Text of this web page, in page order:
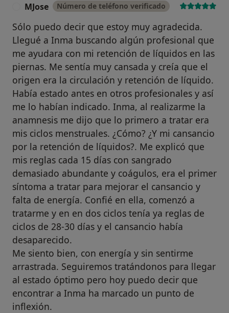
MJose Número de teléfono verificado
Sólo puedo decir que estoy muy agradecida.
Llegué a Inma buscando algún profesional que
me ayudara con mi retención de líquidos en las
piernas. Me sentía muy cansada y creía que el
origen era la circulación y retención de líquido.
Había estado antes en otros profesionales y así
me lo habían indicado. Inma, al realizarme la
anamnesis me dijo que lo primero a tratar era
mis ciclos menstruales. ¿Cómo? ¿Y mi cansancio
por la retención de líquidos?. Me explicó que
mis reglas cada 15 días con sangrado
demasiado abundante y coágulos, era el primer
síntoma a tratar para mejorar el cansancio y
falta de energía. Confié en ella, comenzó a
tratarme y en en dos ciclos tenía ya reglas de
ciclos de 28-30 días y el cansancio había
desaparecido.
Me siento bien, con energía y sin sentirme
arrastrada. Seguiremos tratándonos para llegar
al estado óptimo pero hoy puedo decir que
encontrar a Inma ha marcado un punto de
inflexión.